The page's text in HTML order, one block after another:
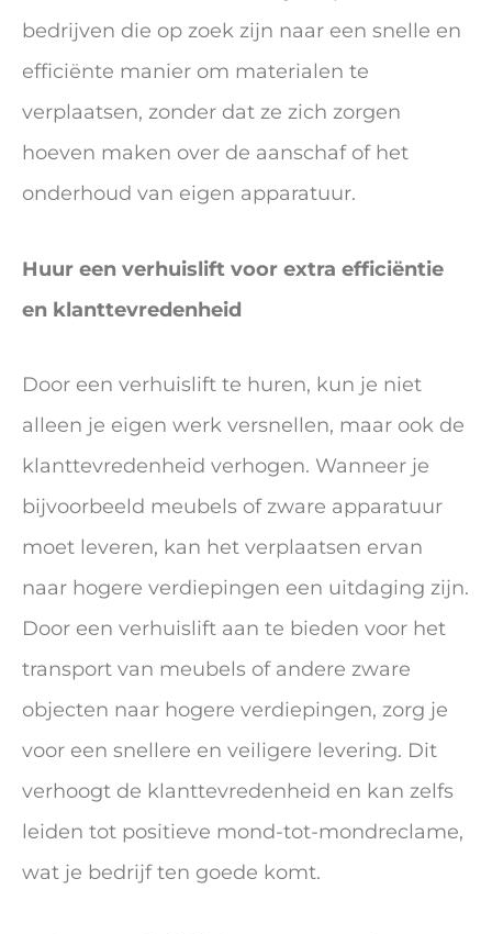
bedrijven die op zoek zijn naar een snelle en
efficiënte manier om materialen te
verplaatsen, zonder dat ze zich zorgen
hoeven maken over de aanschaf of het
onderhoud van eigen apparatuur.
Huur een verhuislift voor extra efficiëntie
en klanttevredenheid
Door een verhuislift te huren, kun je niet
alleen je eigen werk versnellen, maar ook de
klanttevredenheid verhogen. Wanneer je
bijvoorbeeld meubels of zware apparatuur
moet leveren, kan het verplaatsen ervan
naar hogere verdiepingen een uitdaging zijn.
Door een verhuislift aan te bieden voor het
transport van meubels of andere zware
objecten naar hogere verdiepingen, zorg je
voor een snellere en veiligere levering. Dit
verhoogt de klanttevredenheid en kan zelfs
leiden tot positieve mond-tot-mondreclame,
wat je bedrijf ten goede komt.